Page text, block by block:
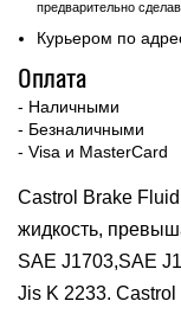
предварительно
Курьером по
Оплата
- Наличными
- Безналичными
- Visa и MasterCard
Castrol Brake
жидкость,
SAE J1703,SAE
Jis K 2233.